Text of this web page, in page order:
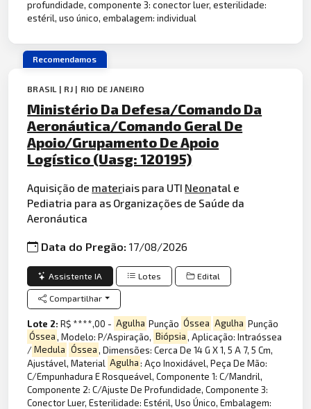
profundidade, componente 3: conector luer, esterilidade:
estéril, uso único, embalagem: individual
Recomendamos
BRASIL | RJ | RIO DE JANEIRO
Ministério Da Defesa/Comando Da
Aeronáutica/Comando Geral De
Apoio/Grupamento De Apoio
Logístico (Uasg: 120195)
Aquisição de materiais para UTI Neonatal e
Pediatria para as Organizações de Saúde da
Aeronáutica
Data do Pregão:17/08/2026
Assistente IA Lotes Edital
Compartilhar
Lote 2:R$ ****,00 - Agulha Punção Óssea Agulha Punção
Óssea, Modelo: P/Aspiração, Biópsia, Aplicação: Intraóssea
/ Medula Óssea, Dimensões: Cerca De 14 G X 1, 5 A 7, 5 Cm,
Ajustável, Material Agulha: Aço Inoxidável, Peça De Mão:
C/Empunhadura E Rosqueável, Componente 1: C/Mandril,
Componente 2: C/Ajuste De Profundidade, Componente 3:
Conector Luer, Esterilidade: Estéril, Uso Único, Embalagem: